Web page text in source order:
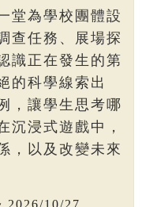
堂為學校團體設
查任務、展場探
識正在發生的第
的科學線索出
，讓學生思考哪
沉浸式遊戲中，
，以及改變未來